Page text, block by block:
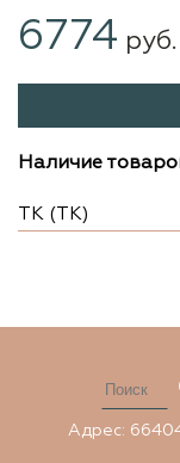
6774 руб.
Наличие
ТК (ТК)
Адрес: